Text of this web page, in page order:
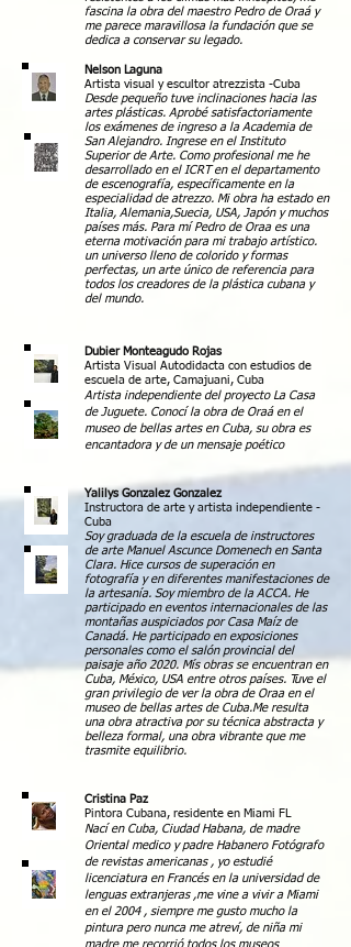
fascina la obra del maestro Pedro de Oraá y
me parece maravillosa la fundación que se
dedica a conservar su legado.
Nelson Laguna
Artista visual y escultor atrezzista -Cuba
Desde pequeño tuve inclinaciones hacia las
artes plásticas. Aprobé satisfactoriamente
los exámenes de ingreso a la Academia de
San Alejandro. Ingrese en el Instituto
Superior de Arte. Como profesional me he
desarrollado en el ICRT en el departamento
de escenografía, específicamente en la
especialidad de atrezzo. Mi obra ha estado en
Italia, Alemania,Suecia, USA, Japón y muchos
países más. Para mí Pedro de Oraa es una
eterna motivación para mi trabajo artístico.
un universo lleno de colorido y formas
perfectas, un arte único de referencia para
todos los creadores de la plástica cubana y
del mundo.
Dubier Monteagudo Rojas
Artista Visual Autodidacta con estudios de
escuela de arte, Camajuani, Cuba
Artista independiente del proyecto La Casa
de Juguete. Conocí la obra de Oraáen el
museo de bellas artes en Cuba, su obra es
encantadora y de un mensaje poético
Yalilys Gonzalez Gonzalez
Instructora de arte y artista independiente -
Cuba
Soy graduada de la escuela de instructores
de arte Manuel Ascunce Domenech en Santa
Clara. Hice cursos de superación en
fotografía y en diferentes manifestaciones de
la artesanía. Soy miembro de la ACCA. He
participado en eventos internacionales de las
montañas auspiciados por Casa Maíz de
Canadá. He participado en exposiciones
personales como el salón provincial del
paisaje año 2020. Mís obras se encuentran en
Cuba, México, USA entre otros países. Tuve el
gran privilegio de ver la obra de Oraa en el
museo de bellas artes de Cuba.Me resulta
una obra atractiva por su técnica abstracta y
belleza formal, una obra vibrante que me
trasmite equilibrio.
Cristina Paz
Pintora Cubana, residente en Miami FL
Nací en Cuba, Ciudad Habana, de madre
Oriental medico y padre Habanero Fotógrafo
de revistas americanas , yo estudié
licenciatura en Francés en la universidad de
lenguas extranjeras ,me vine a vivir a Miami
en el 2004 , siempre me gusto mucho la
pintura pero nunca me atreví, de niña mi
madre me recorrió todos los museos